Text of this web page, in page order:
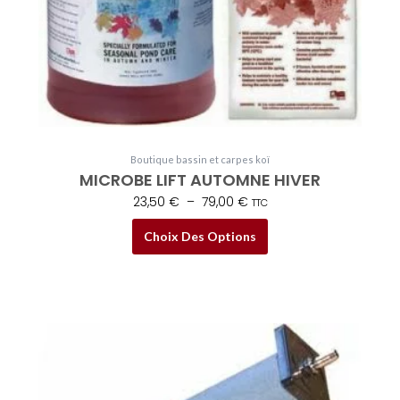
Boutique bassin et carpes koï
MICROBE LIFT AUTOMNE HIVER
23,50 € – 79,00 € TTC
Choix Des Options
la
page
du
produit
Plage
prix :
16,99 €
Ce
produit